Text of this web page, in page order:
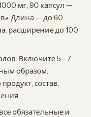
мг, 90 капсул —
Длина — до 60
расширение до 100
Включите 5—7
образом.
состав,
обязательные и